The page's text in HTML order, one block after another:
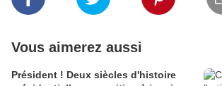
Vous aimerez aussi
Président ! Deux siècles d'histoire